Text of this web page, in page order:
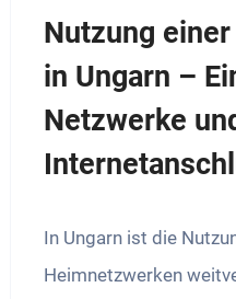
Nutzung
in Ungarn –
Netzwerke
In Ungarn ist die
Heimnetzwerken